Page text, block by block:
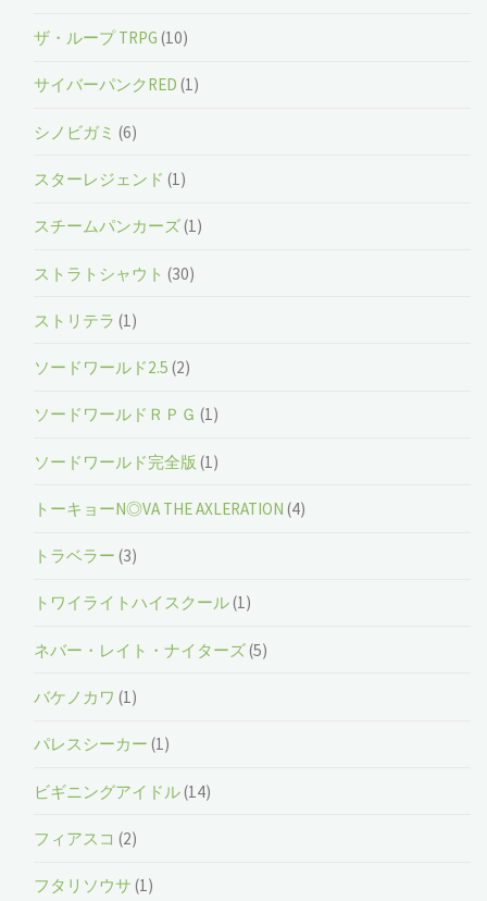
ザ・ループ TRPG (10)
サイバーパンクRED (1)
シノビガミ (6)
スターレジェンド (1)
スチームパンカーズ(1)
ストラトシャウト (30)
ストリテラ (1)
ソードワールド2.5 (2)
ソードワールドＲＰＧ (1)
ソードワールド完全版 (1)
トーキョーN◎VA THE AXLERATION (4)
トラベラー (3)
トワイライトハイスクール(1)
ネバー・レイト・ナイターズ(5)
バケノカワ (1)
パレスシーカー (1)
ビギニングアイドル(14)
フィアスコ (2)
フタリソウサ (1)